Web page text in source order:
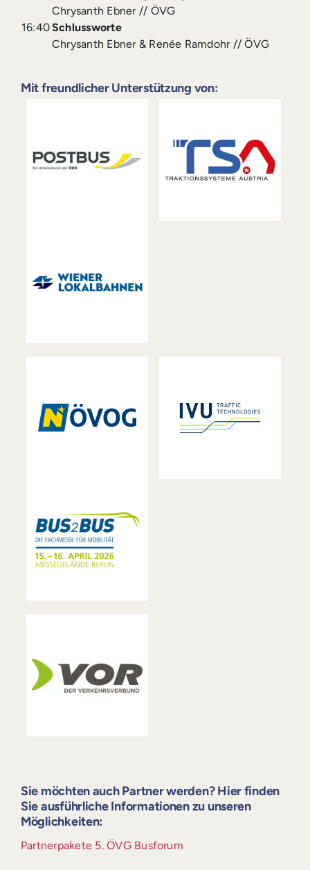
Chrysanth Ebner // ÖVG
16:40Schlussworte
Chrysanth Ebner & Renée Ramdohr // ÖVG
Mit freundlicher Unterstützung von:
Sie möchten auch Partner werden? Hier finden
Sie ausführliche Informationen zu unseren
Möglichkeiten:
Partnerpakete 5. ÖVG Busforum